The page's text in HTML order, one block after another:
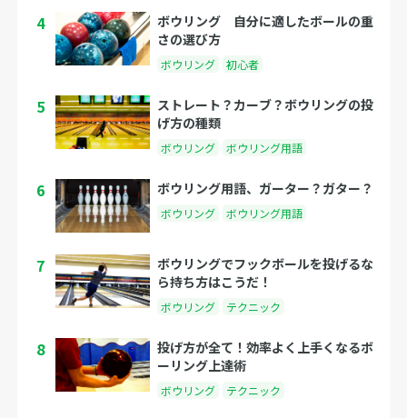
4
ボウリング 自分に適したボールの重
さの選び方
ボウリング 初心者
5
ストレート？カーブ？ボウリングの投
げ方の種類
ボウリング ボウリング用語
6 ボウリング用語、ガーター？ガター？
ボウリング ボウリング用語
7
ボウリングでフックボールを投げるな
ら持ち方はこうだ！
ボウリング テクニック
8
投げ方が全て！効率よく上手くなるボ
ーリング上達術
ボウリング テクニック